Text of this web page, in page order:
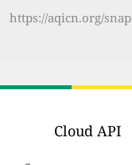
https://aqicn.org/
Cloud API